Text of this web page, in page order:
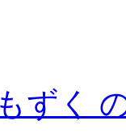
ずく